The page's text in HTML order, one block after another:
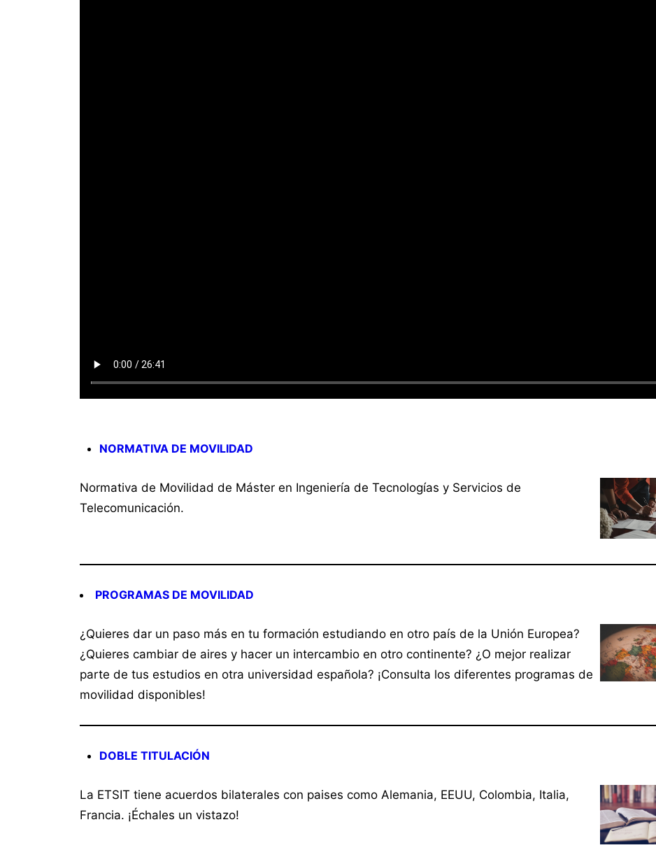
NORMATIVA DE MOVILIDAD
Normativa de Movilidad de Máster en Ingeniería de Tecnologías y Servicios de
Telecomunicación.
PROGRAMAS DE MOVILIDAD
¿Quieres dar un paso más en tu formación estudiando en otro país de la Unión Europea?
¿Quieres cambiar de aires y hacer un intercambio en otro continente? ¿O mejor realizar
parte de tus estudios en otra universidad española? ¡Consulta los diferentes programas de
movilidad disponibles!
DOBLE TITULACIÓN
La ETSIT tiene acuerdos bilaterales con paises como Alemania, EEUU, Colombia, Italia,
Francia. ¡Échales un vistazo!